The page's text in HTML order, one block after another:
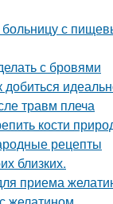
больницу с
с бровями
добиться
травм плеча
кости
рецепты
близких.
приема